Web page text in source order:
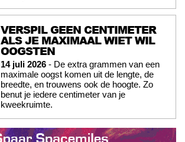
VERSPIL GEEN CENTIMETER
ALS JE MAXIMAAL WIET WIL
OOGSTEN
14 juli 2026 - De extra grammen van een
maximale oogst komen uit de lengte, de
breedte, en trouwens ook de hoogte. Zo
benut je iedere centimeter van je
kweekruimte.